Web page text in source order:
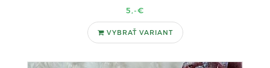
5,-€
VYBRAŤ VARIANT